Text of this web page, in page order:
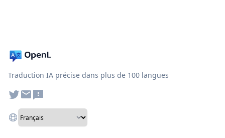
Traduction IA précise dans plus de 100 langues